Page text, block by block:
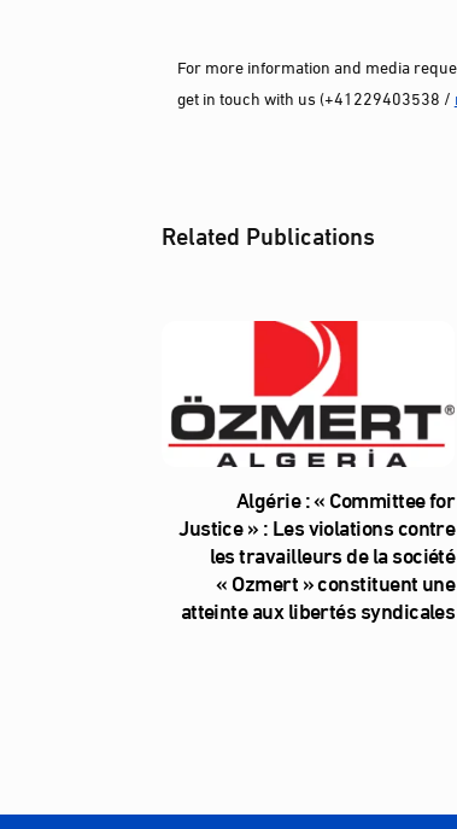
For more information and media
get in touch with us (+41229403538 /
Related Publications
Algérie : « Committee for
Justice » : Les violations contre
les travailleurs de la société
« Ozmert » constituent une
atteinte aux libertés syndicales